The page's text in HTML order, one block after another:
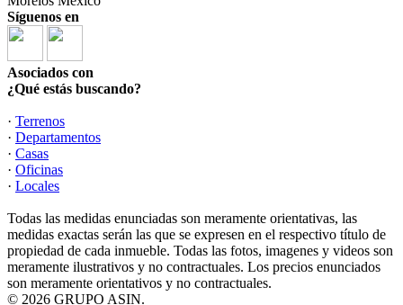
Síguenos en
Asociados con
¿Qué estás buscando?
· Terrenos
· Departamentos
· Casas
· Oficinas
· Locales
Todas las medidas enunciadas son meramente orientativas, las
medidas exactas serán las que se expresen en el respectivo título de
propiedad de cada inmueble. Todas las fotos, imagenes y videos son
meramente ilustrativos y no contractuales. Los precios enunciados
son meramente orientativos y no contractuales.
© 2026 GRUPO ASIN.